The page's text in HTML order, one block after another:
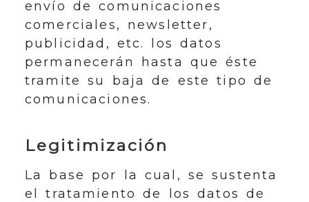
envío de comunicaciones
comerciales, newsletter,
publicidad, etc. los datos
permanecerán hasta que éste
tramite su baja de este tipo de
comunicaciones.
Legitimización
La base por la cual, se sustenta
el tratamiento de los datos de